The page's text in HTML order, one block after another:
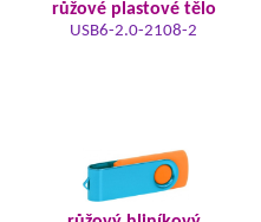
růžové plastové tělo
USB6-2.0-2108-2